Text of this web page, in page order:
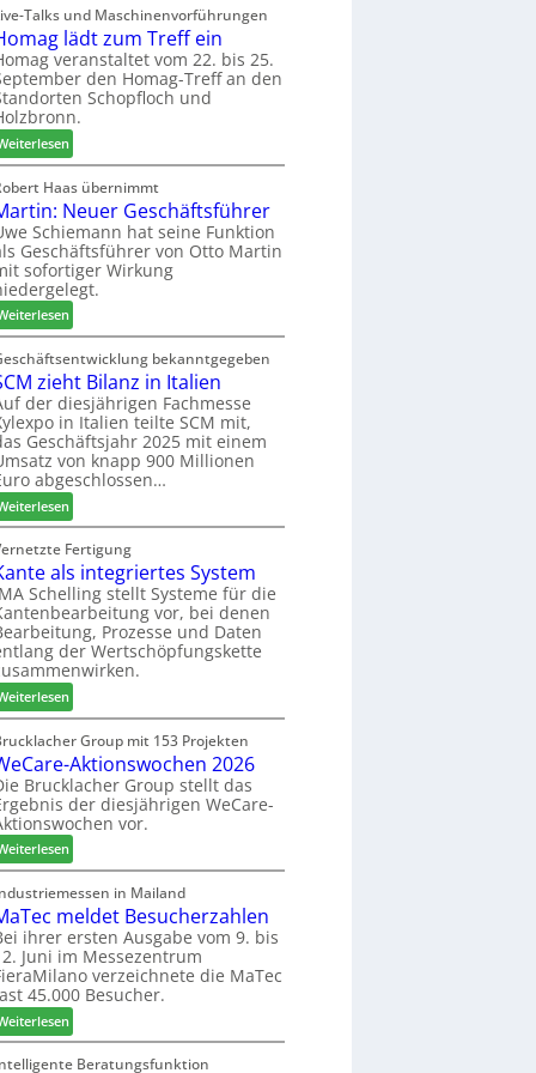
V
r
b
i
n
d
e
r
e
r
I
n
t
e
r
z
u
m
2
0
2
7
i
g
n
a
z
e
i
g
t
H
o
l
z
b
a
u
p
r
o
z
e
s
s
Talks und Maschinenvorführungen
lädt zum Treff ein
veranstaltet vom 22. bis 25.
den Homag-Treff an den
Schopfloch und
:
H
o
m
a
g
l
ä
d
t
z
u
m
T
r
e
f
f
e
i
n
Haas übernimmt
Neuer Geschäftsführer
Schiemann hat seine Funktion
Geschäftsführer von Otto Martin
sofortiger Wirkung
:
M
a
r
t
i
n
:
N
e
u
e
r
G
e
s
c
h
ä
f
t
s
f
ü
h
r
e
r
bekanntgegeben
zieht Bilanz in Italien
der diesjährigen Fachmesse
in Italien teilte SCM mit,
Geschäftsjahr 2025 mit einem
von knapp 900 Millionen
abgeschlossen…
:
S
C
M
z
i
e
h
t
B
i
l
a
n
z
i
n
I
t
a
l
i
e
n
Fertigung
als integriertes System
Schelling stellt Systeme für die
vor, bei denen
Prozesse und Daten
der Wertschöpfungskette
:
K
a
n
t
e
a
s
i
n
t
e
g
r
e
r
Group mit 153 Projekten
Aktionswochen 2026
Brucklacher Group stellt das
der diesjährigen WeCare-
vor.
:
W
e
C
a
r
e
-
A
k
t
in Mailand
meldet Besucherzahlen
ihrer ersten Ausgabe vom 9. bis
Juni im Messezentrum
verzeichnete die MaTec
45.000 Besucher.
:
M
a Beratungsfunktion